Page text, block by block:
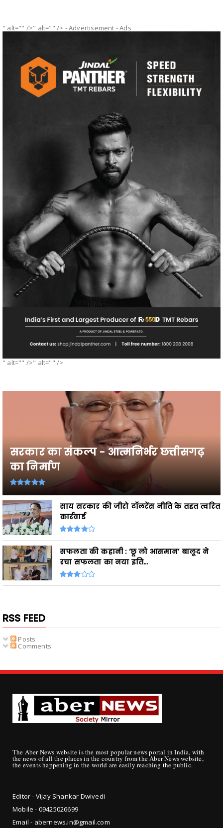
" alt="" />" alt="" /> - Advertisement -Ads
" alt="" />" alt="" />
सरकार का संकल्प - आत्मनिर्भर छत्तीसगढ़
का निर्माण
साय सरकार की जीरो टॉलरेंस नीति के तहत त्वरित
कार्रवाई
सफलता की कहानी : ‘छू लो आसमान’ बालूद ने
रचा सफलता का नया इति...
RSS FEED
Posts
Comments
The Aber News website is the most popular news portal in India, with
the news of all the places in the country from the Aber News website,
the events happening in the world are easily reaching the public.
Editor - Vijay Shankar Dwivedi
Mobile - 09425026699
Email - abernews.in@gmail.com